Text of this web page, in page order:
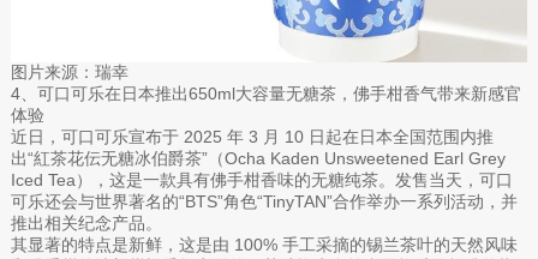
图片来源：瑞幸
4、可口可乐在日本推出650ml大容量无糖茶，佛手柑香气带来新感官
体验
近日，可口可乐宣布于 2025 年 3 月 10 日起在日本全国范围内推
出“紅茶花伝无糖冰伯爵茶”（Ocha Kaden Unsweetened Earl Grey
Iced Tea），这是一款具有佛手柑香味的无糖纯茶。发售当天，可口
可乐还会与世界著名的“BTS”角色“TinyTAN”合作举办一系列活动，并
推出相关纪念产品。
其显著的特点是新鲜，这是由 100% 手工采摘的锡兰茶叶的天然风味